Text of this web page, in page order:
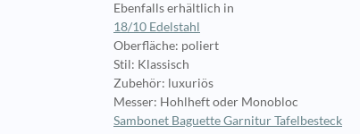
Ebenfalls erhältlich in
18/10 Edelstahl
Oberfläche: poliert
Stil: Klassisch
Zubehör: luxuriös
Messer: Hohlheft oder Monobloc
Sambonet Baguette Garnitur Tafelbesteck